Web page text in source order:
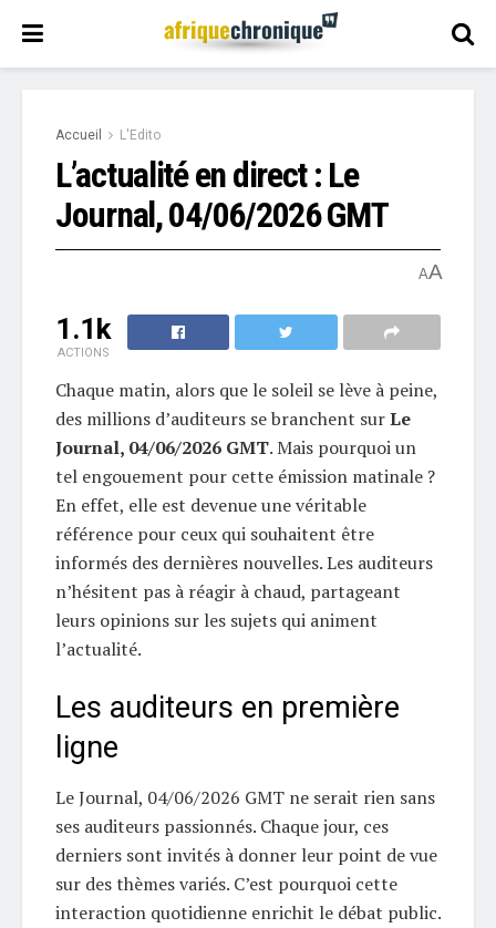
Accueil L'Edito
L’actualité en direct : Le
Journal, 04/06/2026 GMT
AA
1.1k
ACTIONS
Chaque matin, alors que le soleil se lève à peine,
des millions d’auditeurs se branchent surLe
Journal, 04/06/2026 GMT. Mais pourquoi un
tel engouement pour cette émission matinale ?
En effet, elle est devenue une véritable
référence pour ceux qui souhaitent être
informés des dernières nouvelles. Les auditeurs
n’hésitent pas à réagir à chaud, partageant
leurs opinions sur les sujets qui animent
l’actualité.
Les auditeurs en première
ligne
Le Journal, 04/06/2026 GMT ne serait rien sans
ses auditeurs passionnés. Chaque jour, ces
derniers sont invités à donner leur point de vue
sur des thèmes variés. C’est pourquoi cette
interaction quotidienne enrichit le débat public.